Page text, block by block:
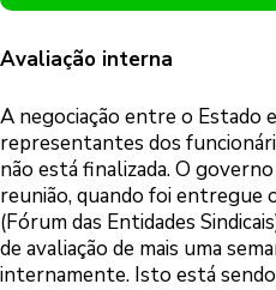
Avaliação interna
A negociação entre o Estado
representantes dos
não está finalizada. O
reunião, quando foi entregue
(Fórum das Entidades
de avaliação de mais uma
internamente. Isto está